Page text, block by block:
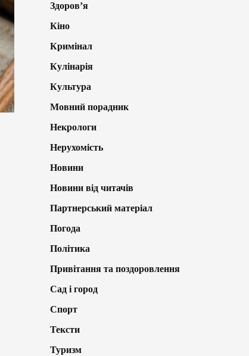
Здоров’я
Кіно
Кримінал
Кулінарія
Культура
Мовний порадник
Некрологи
Нерухомість
Новини
Новини від читачів
Партнерський матеріал
Погода
Політика
Привітання та поздоровлення
Сад і город
Спорт
Тексти
Туризм